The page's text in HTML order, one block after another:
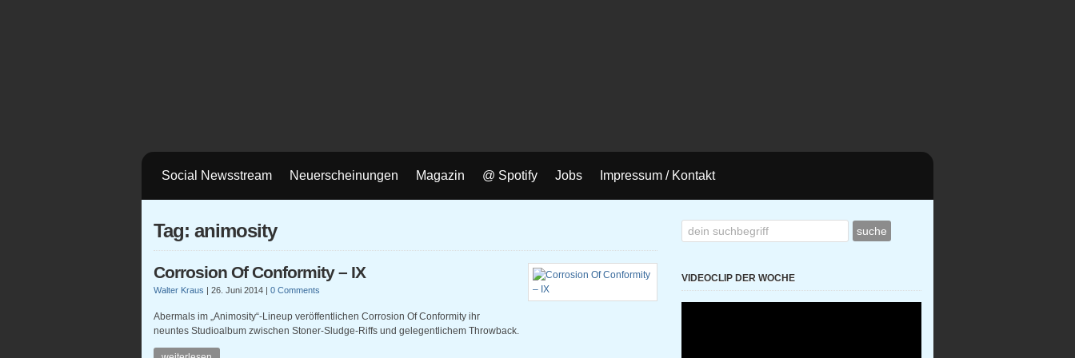
Social Newsstream Neuerscheinungen Magazin @ Spotify Jobs Impressum / Kontakt
Tag: animosity
Corrosion Of Conformity – IX
Walter Kraus | 26. Juni 2014 | 0 Comments
Abermals im „Animosity“-Lineup veröffentlichen Corrosion Of Conformity ihr
neuntes Studioalbum zwischen Stoner-Sludge-Riffs und gelegentlichem Throwback.
VIDEOCLIP DER WOCHE